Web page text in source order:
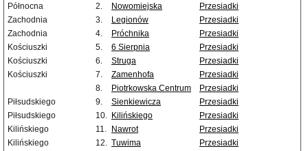
Północna
2. Nowomiejska
Przesiadki
Zachodnia
3. Legionów
Przesiadki
Zachodnia
4. Próchnika
Przesiadki
Kościuszki
5. 6 Sierpnia
Przesiadki
Kościuszki
6. Struga
Przesiadki
Kościuszki
7. Zamenhofa
Przesiadki
8.
Piotrkowska Centrum
Przesiadki
Piłsudskiego
9. Sienkiewicza
Przesiadki
Piłsudskiego
10. Kilińskiego
Przesiadki
Kilińskiego
11. Nawrot
Przesiadki
Kilińskiego
12. Tuwima Przesiadki